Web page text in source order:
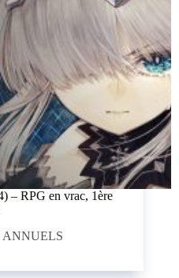
– RPG en vrac, 1ère